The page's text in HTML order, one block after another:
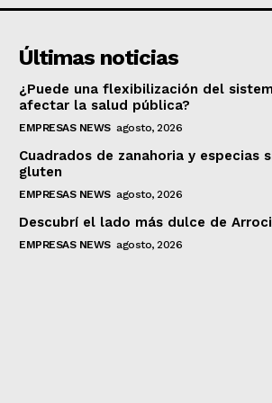
Últimas noticias
¿Puede una flexibilización del
afectar la salud pública?
EMPRESAS NEWS agosto, 2026
Cuadrados de zanahoria y especias
gluten
EMPRESAS NEWS agosto, 2026
Descubrí el lado más dulce de
EMPRESAS NEWS agosto, 2026